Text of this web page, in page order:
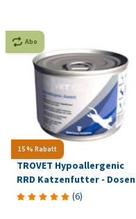
15 % Rabatt
Abo
TROVET Hypoallergenic
RRD Katzenfutter - Dosen
(6)